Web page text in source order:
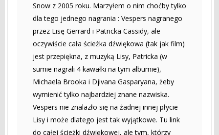
Snow z 2005 roku. Marzyłem o nim choćby tylko
dla tego jednego nagrania : Vespers nagranego
przez Lisę Gerrard i Patricka Cassidy, ale
oczywiście cała ścieżka dźwiękowa (tak jak film)
jest przepiękna, z muzyką Lisy, Patricka (w
sumie nagrali 4 kawałki na tym albumie),
Michaela Brooka i Djivana Gasparyana, żeby
wymienić tylko najbardziej znane nazwiska.
Vespers nie znalazło się na żadnej innej płycie
Lisy i może dlatego jest tak wyjątkowe. Tu link
do całej ścieżki dźwiękowej, ale tym, którzy